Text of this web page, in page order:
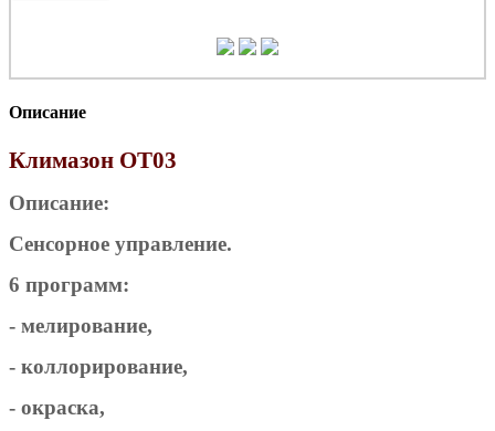
Описание
Климазон ОТ03
Описание:
Сенсорное управление.
6 программ:
- мелирование,
- коллорирование,
- окраска,